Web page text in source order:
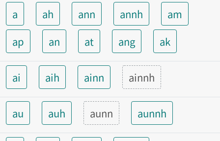
a ah ann annh
am
ap
an at ang ak
ai aih ainn ainnh
au auh aunn aunnh